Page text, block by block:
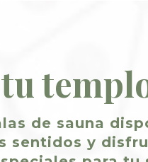
de sauna
sentidos y